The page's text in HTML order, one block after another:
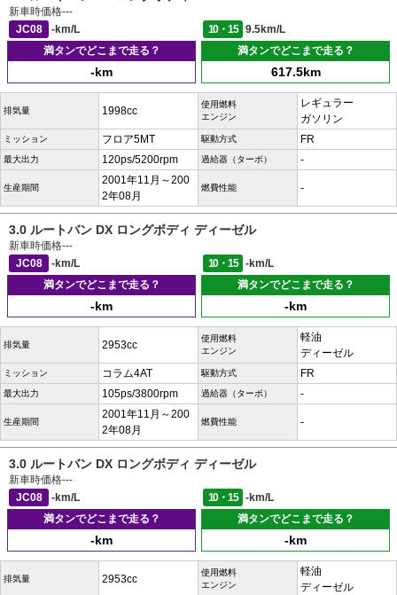
新車時価格---
JC08
-km/L 10・15
9.5km/L
満タンでどこまで走る？
-km
満タンでどこまで走る？
617.5km
排気量 1998cc
使用燃料
エンジン
レギュラー
ガソリン
ミッション フロア5MT 駆動方式 FR
最大出力 120ps/5200rpm 過給器（ターボ） -
生産期間
2001年11月～200
2年08月
燃費性能 -
3.0 ルートバン DX ロングボディ ディーゼル
新車時価格---
JC08
-km/L 10・15
-km/L
満タンでどこまで走る？
-km
満タンでどこまで走る？
-km
排気量 2953cc
使用燃料
エンジン
軽油
ディーゼル
ミッション コラム4AT 駆動方式 FR
最大出力 105ps/3800rpm 過給器（ターボ） -
生産期間
2001年11月～200
2年08月
燃費性能 -
3.0 ルートバン DX ロングボディ ディーゼル
新車時価格---
JC08
-km/L 10・15
-km/L
満タンでどこまで走る？
-km
満タンでどこまで走る？
-km
排気量 2953cc
使用燃料
エンジン
軽油
ディーゼル